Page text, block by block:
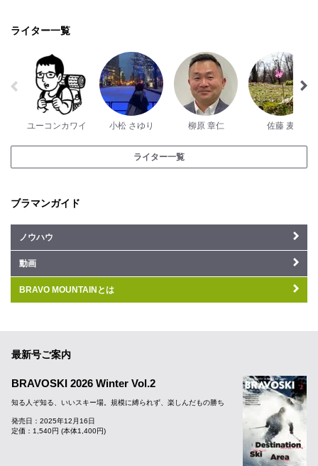
ライター一覧
ユーコンカワイ 小松 さゆり 柳原 章仁 佐藤 麦
ライター一覧
ブラマンガイド
ノウハウ
動画
BRAVO MOUNTAINとは
最新号ご案内
BRAVOSKI 2026 Winter Vol.2
知る人ぞ知る、いいスキー場。規模に縛られず、楽しんだもの勝ち
発売日：2025年12月16日
定価：1,540円 (本体1,400円)